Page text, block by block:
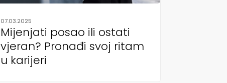
07.03.2025
Mijenjati posao ili ostati
vjeran? Pronađi svoj ritam
u karijeri